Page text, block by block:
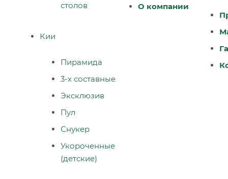
столов
Кии
Пирамида
3-х составные
Эксклюзив
Пул
Снукер
Укороченные
(детские)
О компании